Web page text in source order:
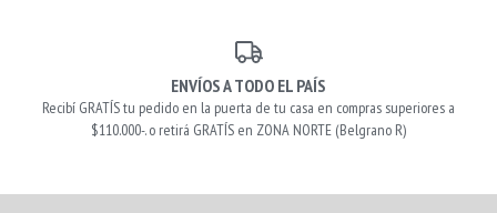
ENVÍOS A TODO EL PAÍS
Recibí GRATÍS tu pedido en la puerta de tu casa en compras superiores a
$110.000-. o retirá GRATÍS en ZONA NORTE (Belgrano R)